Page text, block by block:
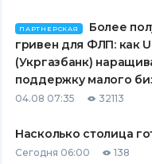
ПАРТНЕРСКАЯ
Более
гривен для ФЛП: как
(Укргазбанк)
поддержку малого
04.08 07:35 32113
Насколько столица
Сегодня 06:00 138